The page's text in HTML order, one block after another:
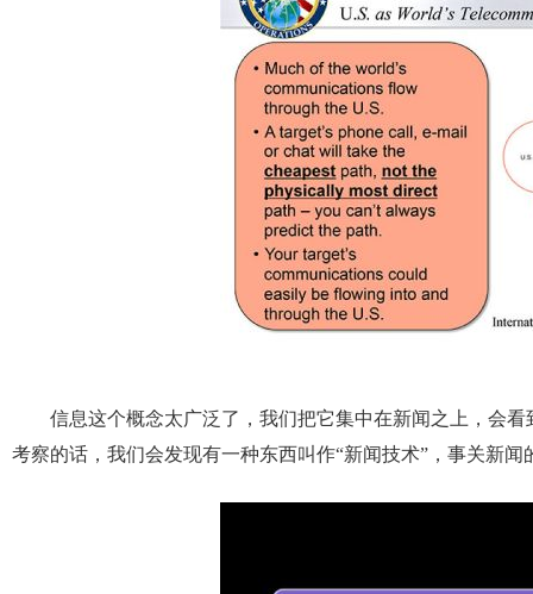
信息这个概念太广泛了，我们把它集中在新闻之上，会
考察的话，我们会发现有一种东西叫作“新闻技术”，事关新